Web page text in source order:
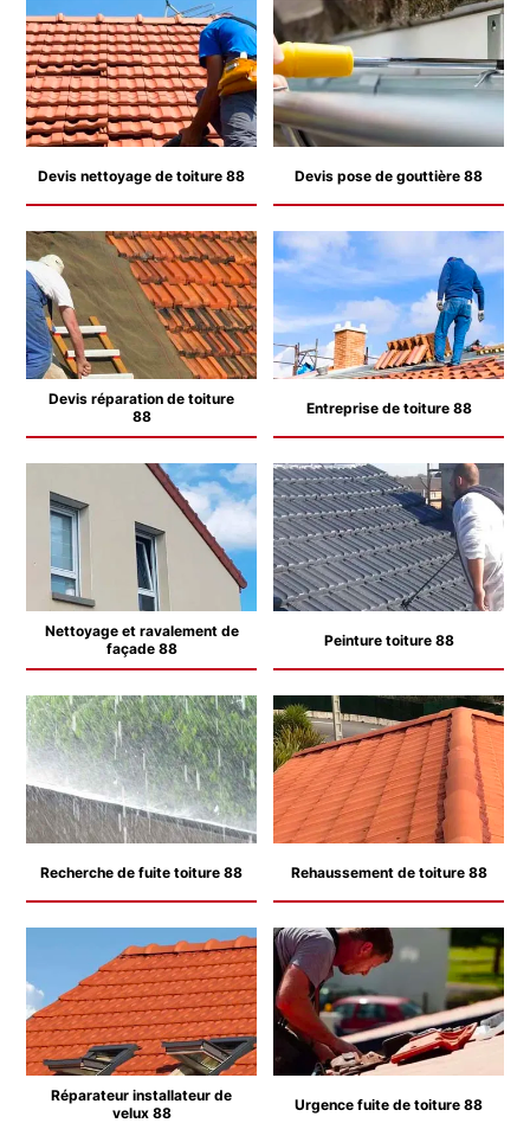
Devis nettoyage de toiture 88 Devis pose de gouttière 88
Devis réparation de toiture
88
Entreprise de toiture 88
Nettoyage et ravalement de
façade 88
Peinture toiture 88
Recherche de fuite toiture 88 Rehaussement de toiture 88
Réparateur installateur de
velux 88
Urgence fuite de toiture 88